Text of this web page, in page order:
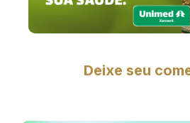
Deixe seu